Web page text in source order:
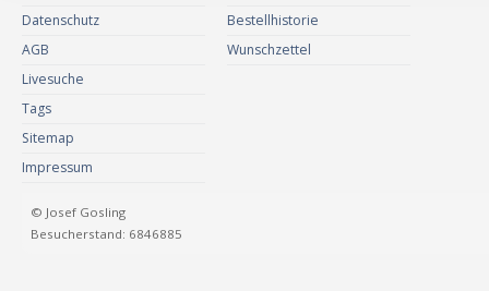
Datenschutz
AGB
Livesuche
Tags
Sitemap
Impressum
Bestellhistorie
Wunschzettel
© Josef Gosling
Besucherstand: 6846885